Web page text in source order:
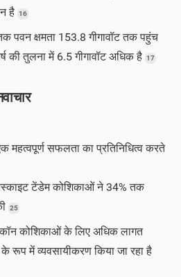
है 16
पवन क्षमता 153.8 गीगावॉट तक पहुंच
की तुलना में 6.5 गीगावॉट अधिक है 17
महत्वपूर्ण सफलता का प्रतिनिधित्व करते
टेंडेम कोशिकाओं ने 34% तक
25
कोशिकाओं के लिए अधिक लागत
के रूप में व्यवसायीकरण किया जा रहा है